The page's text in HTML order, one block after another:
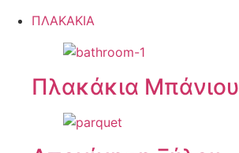
ΠΛΑΚΑΚΙΑ
Πλακάκια Μπάνιου